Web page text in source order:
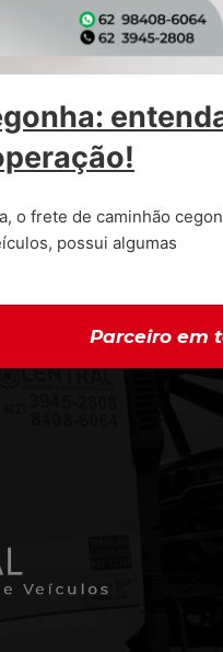
o frete de caminhão
possui algumas
Parceiro em